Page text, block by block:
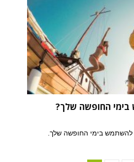
החופשה שלך?
להשתמש בימי החופשה שלך.